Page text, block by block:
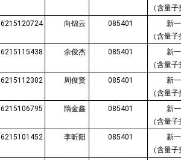
（含量
向锦云 085401
新
（含量
余俊杰 085401
新
（含量
周俊贤 085401
新
（含量
隋金鑫 085401
新
（含量
李昕阳 085401
新
（含量